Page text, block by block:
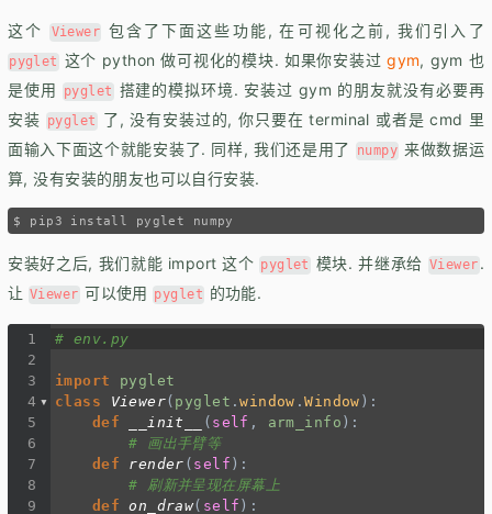
这个 Viewer 包含了下面这些功能, 在可视化之前, 我们引入了
pyglet 这个 python 做可视化的模块. 如果你安装过gym, gym 也
是使用
pyglet 搭建的模拟环境. 安装过 gym 的朋友就没有必要再
安装 pyglet
了, 没有安装过的, 你只要在 terminal 或者是 cmd 里
面输入下面这个就能安装了. 同样, 我们还是用了
numpy 来做数据运
算, 没有安装的朋友也可以自行安装.
$ pip3 install pyglet numpy
安装好之后, 我们就能 import 这个 pyglet 模块. 并继承给 Viewer .
让 Viewer 可以使用 pyglet 的功能.
1
# env.py
2
3
import
pyglet
4
class Viewer( pyglet .window .Window ):
5
def __init__ ( self , arm_info ):
6
# 画出手臂等
7
def render ( self ):
8
# 刷新并呈现在屏幕上
9
def on_draw( self ):